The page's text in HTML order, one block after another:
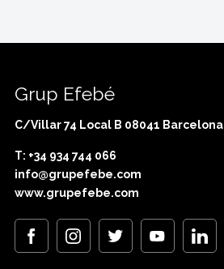
Grup Efebé
C/Villar 74 Local B 08041 Barcelona
T: +34 934 744 066
info@grupefebe.com
www.grupefebe.com